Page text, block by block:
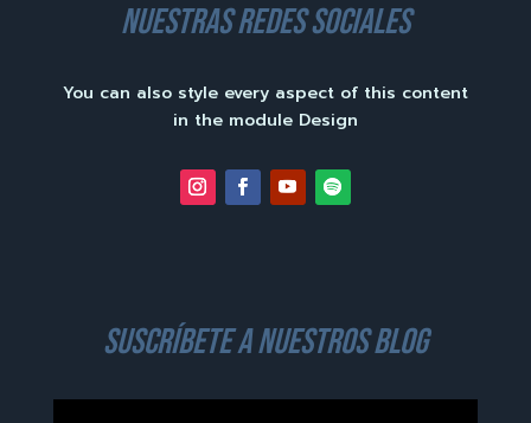
nuestras redes sociales
You can also style every aspect of this content
in the module Design
suscríbete a nuestros blog